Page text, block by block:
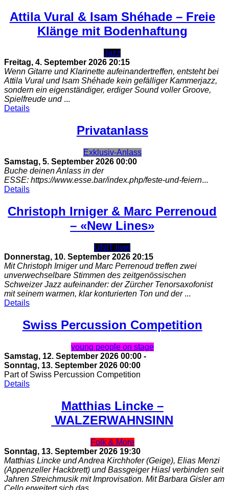
Attila Vural & Isam Shéhade – Freie
Klänge mit Bodenhaftung
Jazz
Freitag, 4. September 2026 20:15
Wenn Gitarre und Klarinette aufeinandertreffen, entsteht bei
Attila Vural und Isam Shéhade kein gefälliger Kammerjazz,
sondern ein eigenständiger, erdiger Sound voller Groove,
Spielfreude und...
Details
Privatanlass
Exklusiv-Anlass
Samstag, 5. September 2026 00:00
Buche deinen Anlass in der
ESSE: https://www.esse.bar/index.php/feste-und-feiern...
Details
Christoph Irniger & Marc Perrenoud
– «New Lines»
UNIT live!
Donnerstag, 10. September 2026 20:15
Mit Christoph Irniger und Marc Perrenoud treffen zwei
unverwechselbare Stimmen des zeitgenössischen
Schweizer Jazz aufeinander: der Zürcher Tenorsaxofonist
mit seinem warmen, klar konturierten Ton und der...
Details
Swiss Percussion Competition
young people on stage
Samstag, 12. September 2026 00:00 -
Sonntag, 13. September 2026 00:00
Part of Swiss Percussion Competition
Details
Matthias Lincke –
WALZERWAHNSINN
Folk & More
Sonntag, 13. September 2026 19:30
Matthias Lincke und Andrea Kirchhofer (Geige), Elias Menzi
(Appenzeller Hackbrett) und Bassgeiger Hiasl verbinden seit
Jahren Streichmusik mit Improvisation. Mit Barbara Gisler am
Cello erweitert sich das